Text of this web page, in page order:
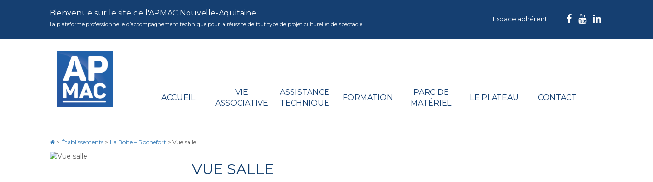
Bienvenue sur le site de l'APMAC Nouvelle-Aquitaine
La plateforme professionnelle d’accompagnement technique pour la réussite de tout type de projet culturel et de spectacle
Espace adhérent
ACCUEIL
VIE
ASSOCIATIVE
ASSISTANCE
TECHNIQUE
FORMATION
PARC DE
MATÉRIEL
LE PLATEAU CONTACT
> Établissements > La Boîte – Rochefort > Vue salle
VUE SALLE